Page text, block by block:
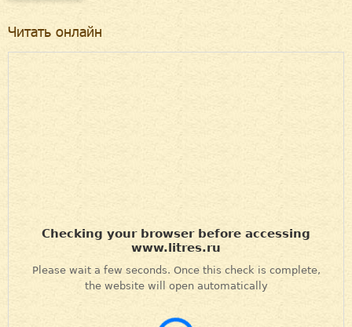
Читать онлайн